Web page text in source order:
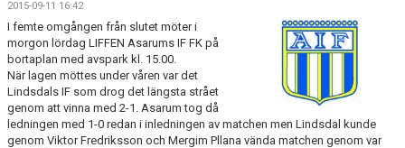
DOKUMENT
KONTAKT
2015-09-11 16:42
I femte omgången från slutet möter i
morgon lördag LIFFEN Asarums IF FK på
bortaplan med avspark kl. 15.00.
När lagen möttes under våren var det
Lindsdals IF som drog det längsta strået
genom att vinna med 2-1. Asarum tog då
ledningen med 1-0 redan i inledningen av matchen men Lindsdal kunde
genom Viktor Fredriksson och Mergim Pllana vända matchen genom var